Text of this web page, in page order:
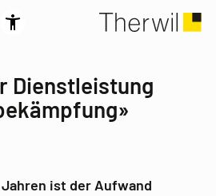
Dienstleistung
ist der Aufwand